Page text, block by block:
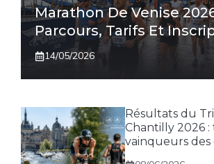
Marathon De Venise
Parcours, Tarifs Et
14/05/2026
Résultats du
Chantilly 2026 :
vainqueurs